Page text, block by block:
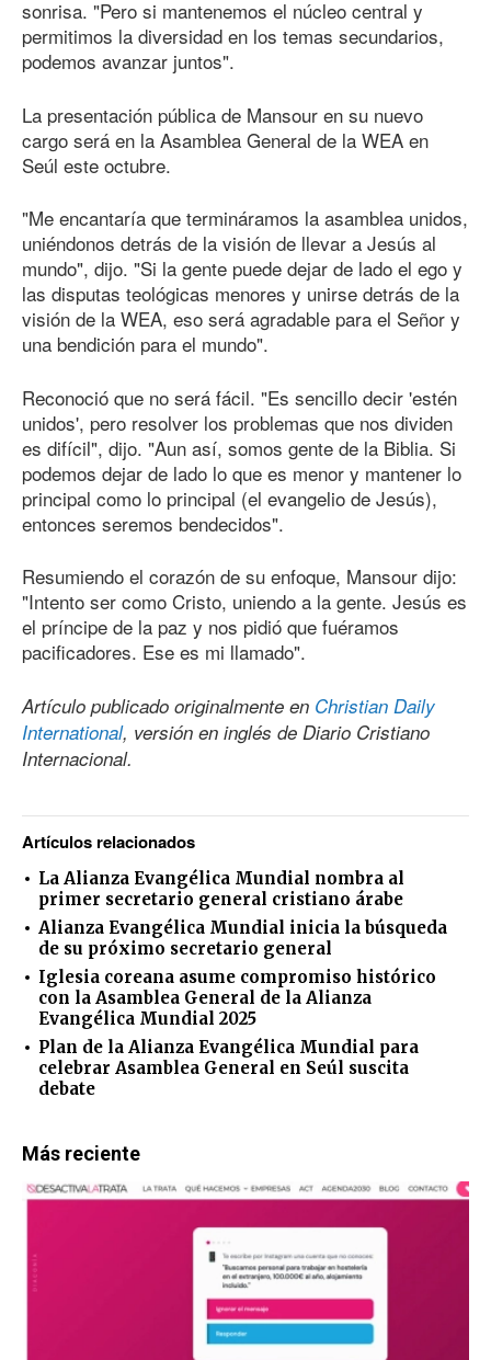
sonrisa. "Pero si mantenemos el núcleo central y
permitimos la diversidad en los temas secundarios,
podemos avanzar juntos".
La presentación pública de Mansour en su nuevo
cargo será en la Asamblea General de la WEA en
Seúl este octubre.
"Me encantaría que termináramos la asamblea unidos,
uniéndonos detrás de la visión de llevar a Jesús al
mundo", dijo. "Si la gente puede dejar de lado el ego y
las disputas teológicas menores y unirse detrás de la
visión de la WEA, eso será agradable para el Señor y
una bendición para el mundo".
Reconoció que no será fácil. "Es sencillo decir 'estén
unidos', pero resolver los problemas que nos dividen
es difícil", dijo. "Aun así, somos gente de la Biblia. Si
podemos dejar de lado lo que es menor y mantener lo
principal como lo principal (el evangelio de Jesús),
entonces seremos bendecidos".
Resumiendo el corazón de su enfoque, Mansour dijo:
"Intento ser como Cristo, uniendo a la gente. Jesús es
el príncipe de la paz y nos pidió que fuéramos
pacificadores. Ese es mi llamado".
Artículo publicado originalmente en Christian Daily
International, versión en inglés de Diario Cristiano
Internacional.
Artículos relacionados
La Alianza Evangélica Mundial nombra al
primer secretario general cristiano árabe
Alianza Evangélica Mundial inicia la búsqueda
de su próximo secretario general
Iglesia coreana asume compromiso histórico
con la Asamblea General de la Alianza
Evangélica Mundial 2025
Plan de la Alianza Evangélica Mundial para
celebrar Asamblea General en Seúl suscita
debate
Más reciente